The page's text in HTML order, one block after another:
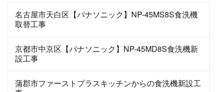
名古屋市天白区【パナソニック】NP-45MS8S食洗機
取替工事
京都市中京区【パナソニック】NP-45MD8S食洗機新
設工事
蒲郡市ファーストプラスキッチンからの食洗機新設工